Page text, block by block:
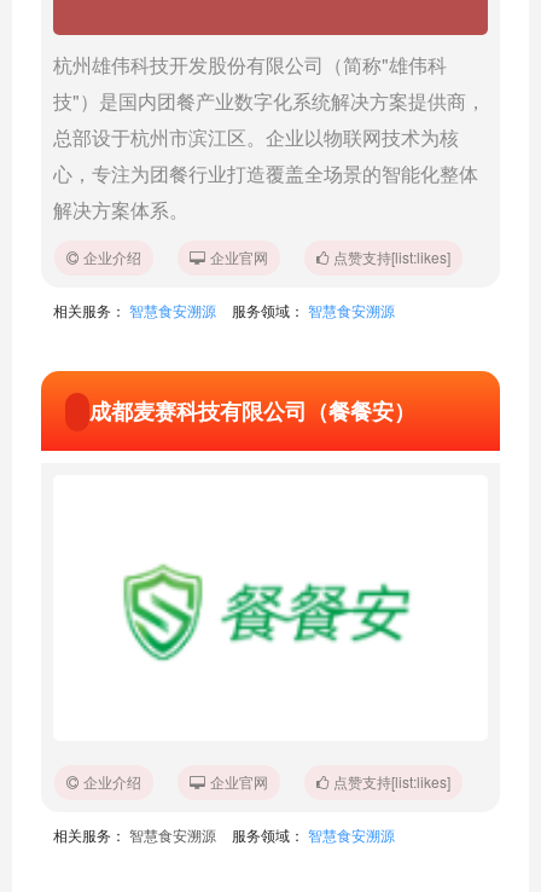
杭州雄伟科技开发股份有限公司（简称"雄伟科
技"）是国内团餐产业数字化系统解决方案提供商，
总部设于杭州市滨江区。企业以物联网技术为核
心，专注为团餐行业打造覆盖全场景的智能化整体
解决方案体系。
企业介绍 企业官网 点赞支持[list:likes]
相关服务： 智慧食安溯源 服务领域： 智慧食安溯源
成都麦赛科技有限公司（餐餐安）
企业介绍 企业官网 点赞支持[list:likes]
相关服务： 智慧食安溯源 服务领域： 智慧食安溯源